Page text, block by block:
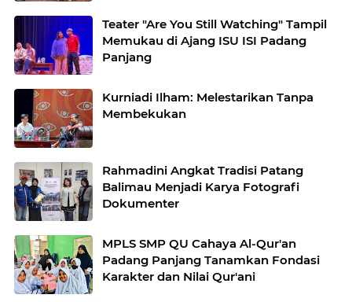
Teater "Are You Still Watching" Tampil
Memukau di Ajang ISU ISI Padang
Panjang
Kurniadi Ilham: Melestarikan Tanpa
Membekukan
Rahmadini Angkat Tradisi Patang
Balimau Menjadi Karya Fotografi
Dokumenter
MPLS SMP QU Cahaya Al-Qur'an
Padang Panjang Tanamkan Fondasi
Karakter dan Nilai Qur'ani